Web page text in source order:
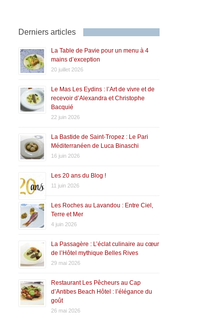
Derniers articles
La Table de Pavie pour un menu à 4
mains d’exception
20 juillet 2026
Le Mas Les Eydins : l’Art de vivre et de
recevoir d’Alexandra et Christophe
Bacquié
22 juin 2026
La Bastide de Saint-Tropez : Le Pari
Méditerranéen de Luca Binaschi
16 juin 2026
Les 20 ans du Blog !
11 juin 2026
Les Roches au Lavandou : Entre Ciel,
Terre et Mer
4 juin 2026
La Passagère : L’éclat culinaire au cœur
de l’Hôtel mythique Belles Rives
29 mai 2026
Restaurant Les Pêcheurs au Cap
d’Antibes Beach Hôtel : l’élégance du
goût
26 mai 2026